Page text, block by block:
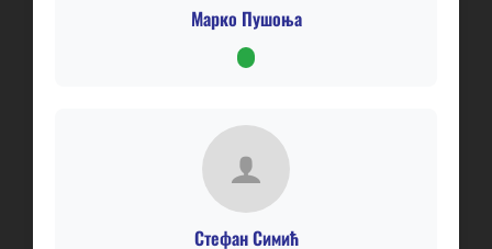
Марко Пушоња
Стефан Симић